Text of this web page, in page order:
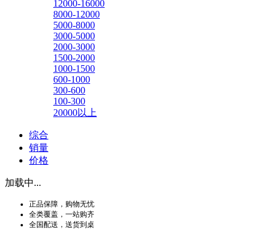
12000-16000
8000-12000
5000-8000
3000-5000
2000-3000
1500-2000
1000-1500
600-1000
300-600
100-300
20000以上
综合
销量
价格
加载中...
正品保障，购物无忧
全类覆盖，一站购齐
全国配送，送货到桌